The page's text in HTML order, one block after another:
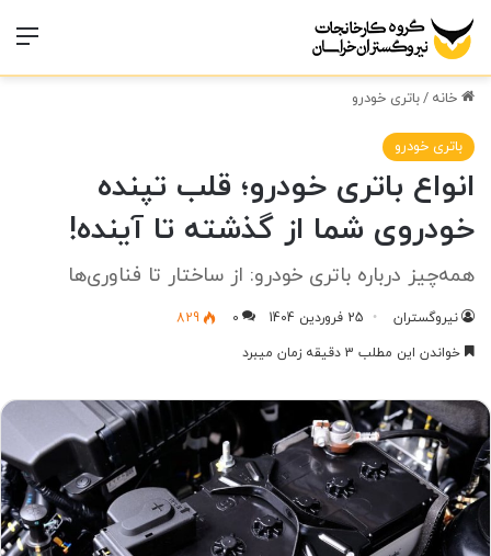
خانه /باتری خودرو
باتری خودرو
انواع باتری خودرو؛ قلب تپنده
خودروی شما از گذشته تا آینده!
همه‌چیز درباره باتری خودرو: از ساختار تا فناوری‌ها
نیروگستران 25 فروردین 1404 0
829
خواندن این مطلب 3 دقیقه زمان میبرد